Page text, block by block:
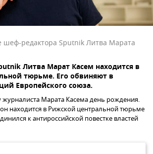
шеф-редактора Sputnik Литва Марата
Литва Марат Касем находится в
тюрьме. Его обвиняют в
Европейского союза.
журналиста Марата Касема день рождения.
находится в Рижской центральной тюрьме
к антироссийской повестке властей